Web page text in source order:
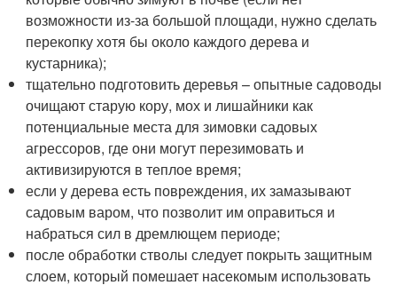
возможности из-за большой площади, нужно сделать
перекопку хотя бы около каждого дерева и
кустарника);
тщательно подготовить деревья – опытные садоводы
очищают старую кору, мох и лишайники как
потенциальные места для зимовки садовых
агрессоров, где они могут перезимовать и
активизируются в теплое время;
если у дерева есть повреждения, их замазывают
садовым варом, что позволит им оправиться и
набраться сил в дремлющем периоде;
после обработки стволы следует покрыть защитным
слоем, который помешает насекомым использовать